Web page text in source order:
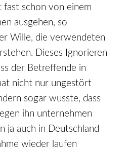
fast schon von einem
ausgehen, so
Wille, die verwendeten
Dieses Ignorieren
der Betreffende in
nicht nur ungestört
sogar wusste, dass
ihn unternehmen
ja auch in Deutschland
wieder laufen